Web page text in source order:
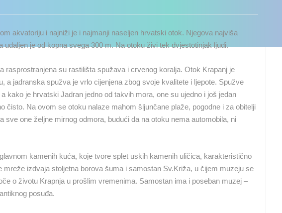
KAMERE
akvatoriju i najniži je i najmanji naseljen hrvatski otok. Njegova najviša
udaljen je od kopna svega 300 m. Na otoku živi tek dvjestotinjak ljudi.
rasprostranjena su rastilišta spužava i crvenog koralja. Otok Krapanj je
a jadranska spužva je vrlo cijenjena zbog svoje kvalitete i ljepote. Spužve
kako je hrvatski Jadran jedno od takvih mora, one su ujedno i još jedan
čisto. Na ovom se otoku nalaze mahom šljunčane plaže, pogodne i za obitelji
sve one željne mirnog odmora, budući da na otoku nema automobila, ni
kamenih kuća, koje tvore splet uskih kamenih uličica, karakteristično
mreže izdvaja stoljetna borova šuma i samostan Sv.Križa, u čijem muzeju se
o životu Krapnja u prošlim vremenima. Samostan ima i poseban muzej –
posuđa.